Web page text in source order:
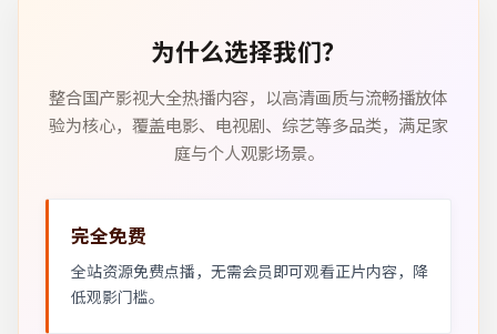
为什么选择我们？
整合国产影视大全热播内容，以高清画质与流畅播放体
验为核心，覆盖电影、电视剧、综艺等多品类，满足家
庭与个人观影场景。
完全免费
全站资源免费点播，无需会员即可观看正片内容，降
低观影门槛。